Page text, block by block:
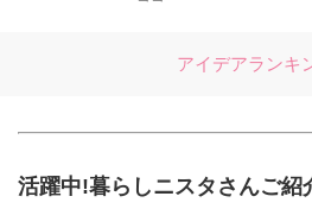
アイデアランキ
活躍中!暮らしニスタさんご紹